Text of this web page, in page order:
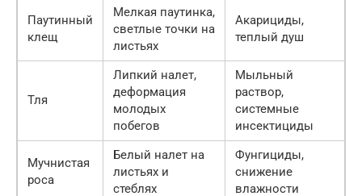
Паутинный
клещ
Мелкая паутинка,
светлые точки на
листьях
Акарициды,
теплый душ
Тля
Липкий налет,
деформация
молодых
побегов
Мыльный
раствор,
системные
инсектициды
Мучнистая
роса
Белый налет на
листьях и
стеблях
Фунгициды,
снижение
влажности